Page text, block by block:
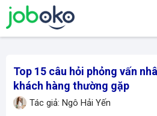
Top 15 câu hỏi phỏng vấn
khách hàng thường gặp
Tác giả: Ngô Hải Yến